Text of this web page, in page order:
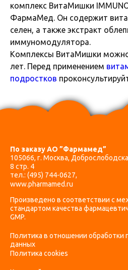
комплекс ВитаМишки
ФармаМед. Он содержит
селен, а также экстракт
иммуномодулятора.
Комплексы ВитаМишки
лет. Перед применением
подростков
По заказу АО ”Фармамед”
105066, г. Москва,
8 стр. 4
тел.: (495) 744-0627,
www.pharmamed.ru
Произведено в соответствии с
стандартом качества
GMP.
Политика в отношении обработки
данных
Политика cookies